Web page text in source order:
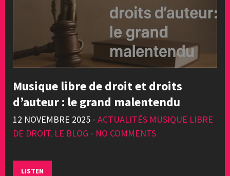
Musique libre de droit et droits
d’auteur : le grand malentendu
12 NOVEMBRE 2025 • ACTUALITÉS MUSIQUE LIBRE
DE DROIT, LE BLOG • NO COMMENTS
LISTEN